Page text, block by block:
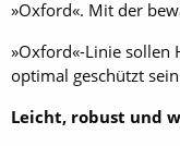
»Oxford«. Mit der
»Oxford«-Linie sollen
optimal geschützt
Leicht, robust und